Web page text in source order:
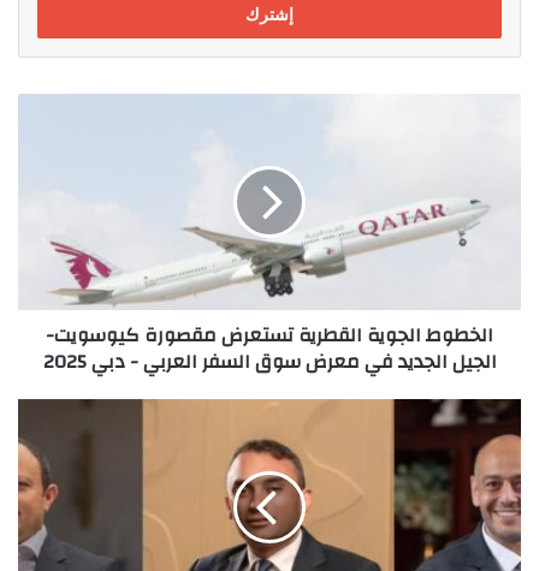
مقصورة
كيوسويت-
في
معرض
سوق
العربي
-
دبي
2025
الخطوط الجوية القطرية تستعرض مقصورة كيوسويت-
الجيل الجديد في معرض سوق السفر العربي - دبي 2025
إطلاق
مشروع
Grand
Valleys
من
ماونتن
ڤيو